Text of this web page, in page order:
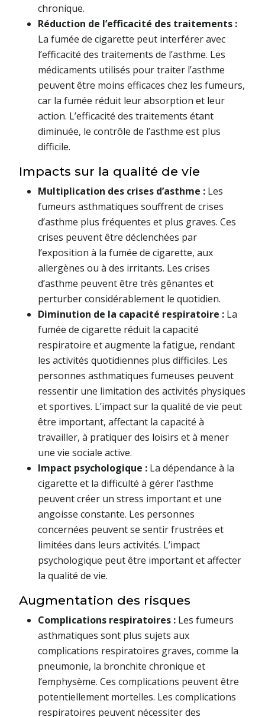
chronique.
Réduction de l’efficacité des traitements :
La fumée de cigarette peut interférer avec
l’efficacité des traitements de l’asthme. Les
médicaments utilisés pour traiter l’asthme
peuvent être moins efficaces chez les fumeurs,
car la fumée réduit leur absorption et leur
action. L’efficacité des traitements étant
diminuée, le contrôle de l’asthme est plus
difficile.
Impacts sur la qualité de vie
Multiplication des crises d’asthme : Les
fumeurs asthmatiques souffrent de crises
d’asthme plus fréquentes et plus graves. Ces
crises peuvent être déclenchées par
l’exposition à la fumée de cigarette, aux
allergènes ou à des irritants. Les crises
d’asthme peuvent être très gênantes et
perturber considérablement le quotidien.
Diminution de la capacité respiratoire : La
fumée de cigarette réduit la capacité
respiratoire et augmente la fatigue, rendant
les activités quotidiennes plus difficiles. Les
personnes asthmatiques fumeuses peuvent
ressentir une limitation des activités physiques
et sportives. L’impact sur la qualité de vie peut
être important, affectant la capacité à
travailler, à pratiquer des loisirs et à mener
une vie sociale active.
Impact psychologique : La dépendance à la
cigarette et la difficulté à gérer l’asthme
peuvent créer un stress important et une
angoisse constante. Les personnes
concernées peuvent se sentir frustrées et
limitées dans leurs activités. L’impact
psychologique peut être important et affecter
la qualité de vie.
Augmentation des risques
Complications respiratoires : Les fumeurs
asthmatiques sont plus sujets aux
complications respiratoires graves, comme la
pneumonie, la bronchite chronique et
l’emphysème. Ces complications peuvent être
potentiellement mortelles. Les complications
respiratoires peuvent nécessiter des